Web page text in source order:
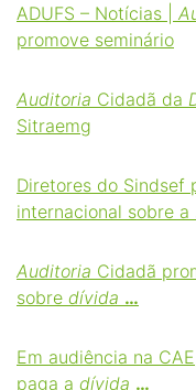
ADUFS – Notícias |
promove seminário
Auditoria Cidadã da
Sitraemg
Diretores do Sindsef
internacional sobre a
Auditoria Cidadã
sobre dívida …
Em audiência na
paga a dívida …